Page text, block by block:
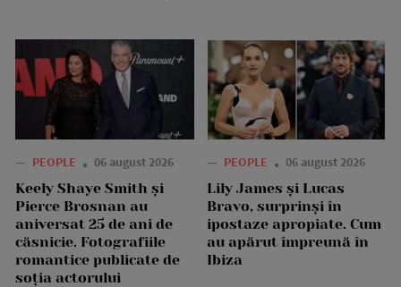
— PEOPLE 06 august 2026
Keely Shaye Smith și
Pierce Brosnan au
aniversat 25 de ani de
căsnicie. Fotografiile
romantice publicate de
soția actorului
— PEOPLE 06 august 2026
Lily James și Lucas
Bravo, surprinși în
ipostaze apropiate. Cum
au apărut împreună în
Ibiza